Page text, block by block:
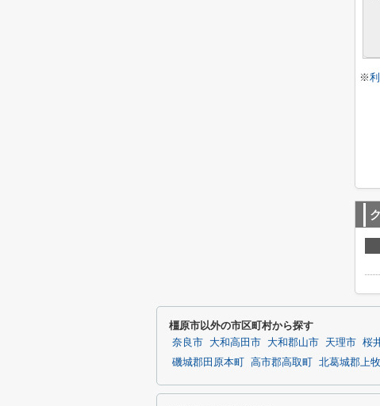
※
橿原市以外の市区町村から探す
奈良市 大和高田市 大和郡山市 天理市 桜
磯城郡田原本町
高市郡高取町 北葛城郡上牧